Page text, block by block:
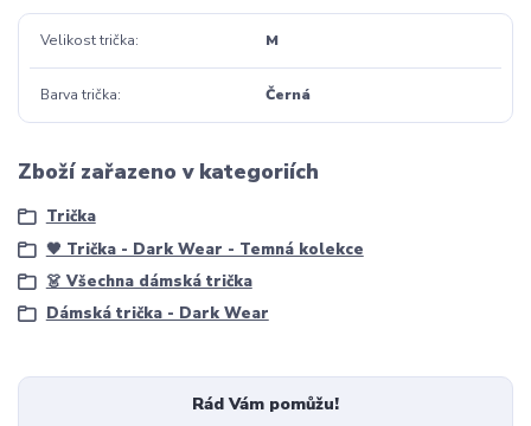
Velikost trička M
Barva trička Černá
Zboží zařazeno v kategoriích
Trička
🖤 Trička - Dark Wear - Temná kolekce
👗 Všechna dámská trička
Dámská trička - Dark Wear
Rád Vám pomůžu!